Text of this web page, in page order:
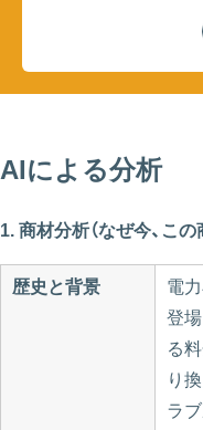
AIによる分析
1. 商材分析（なぜ今、この
歴史と背景
電
登
る
り
ラ